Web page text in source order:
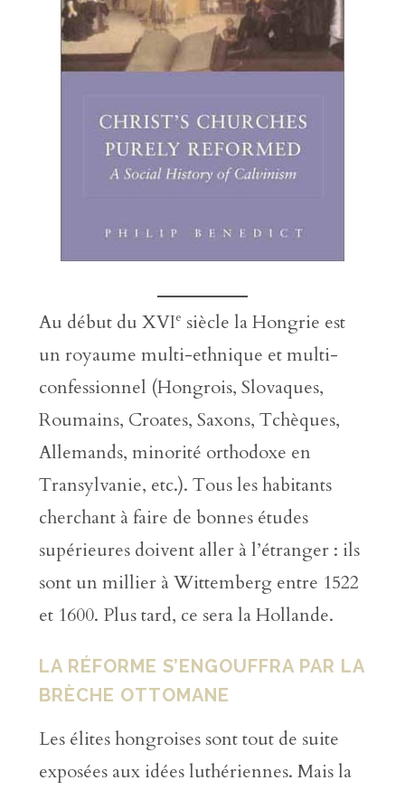
Au début du XVIe siècle la Hongrie est
un royaume multi-ethnique et multi-
confessionnel (Hongrois, Slovaques,
Roumains, Croates, Saxons, Tchèques,
Allemands, minorité orthodoxe en
Transylvanie, etc.). Tous les habitants
cherchant à faire de bonnes études
supérieures doivent aller à l’étranger : ils
sont un millier à Wittemberg entre 1522
et 1600. Plus tard, ce sera la Hollande.
LA RÉFORME S’ENGOUFFRA PAR LA
BRÈCHE OTTOMANE
Les élites hongroises sont tout de suite
exposées aux idées luthériennes. Mais la